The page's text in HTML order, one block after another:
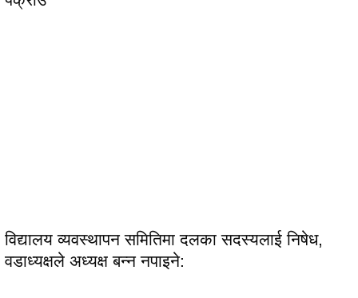
विद्यालय व्यवस्थापन समितिमा दलका सदस्यलाई निषेध,
वडाध्यक्षले अध्यक्ष बन्न नपाइने: